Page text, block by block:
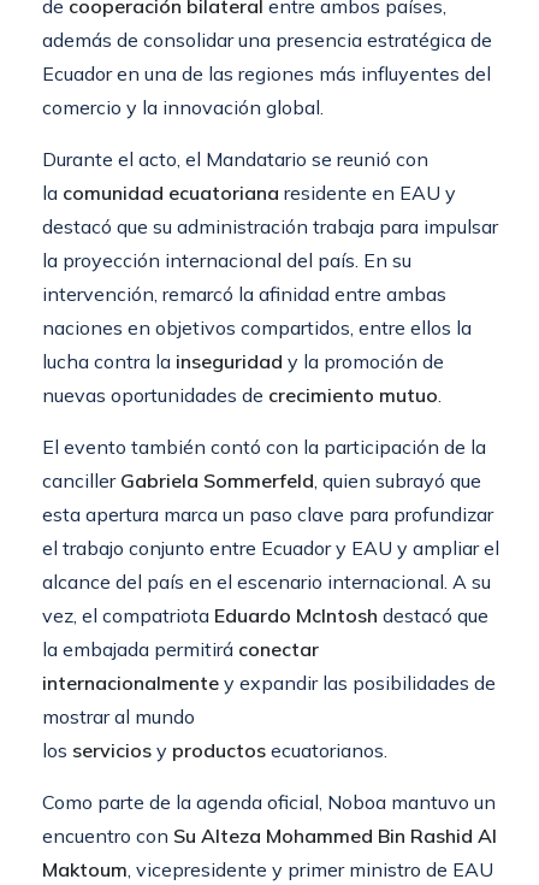
de cooperación bilateral entre ambos países,
además de consolidar una presencia estratégica de
Ecuador en una de las regiones más influyentes del
comercio y la innovación global.
Durante el acto, el Mandatario se reunió con
la comunidad ecuatoriana residente en EAU y
destacó que su administración trabaja para impulsar
la proyección internacional del país. En su
intervención, remarcó la afinidad entre ambas
naciones en objetivos compartidos, entre ellos la
lucha contra la inseguridad y la promoción de
nuevas oportunidades de crecimiento mutuo.
El evento también contó con la participación de la
canciller Gabriela Sommerfeld, quien subrayó que
esta apertura marca un paso clave para profundizar
el trabajo conjunto entre Ecuador y EAU y ampliar el
alcance del país en el escenario internacional. A su
vez, el compatriota Eduardo McIntosh destacó que
la embajada permitirá conectar
internacionalmente y expandir las posibilidades de
mostrar al mundo
los servicios y productos ecuatorianos.
Como parte de la agenda oficial, Noboa mantuvo un
encuentro con Su Alteza Mohammed Bin Rashid Al
Maktoum, vicepresidente y primer ministro de EAU